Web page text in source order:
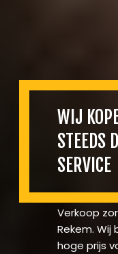
WIJ
STEEDS
SERVICE
Verkoop
Rekem.
hoge prijs